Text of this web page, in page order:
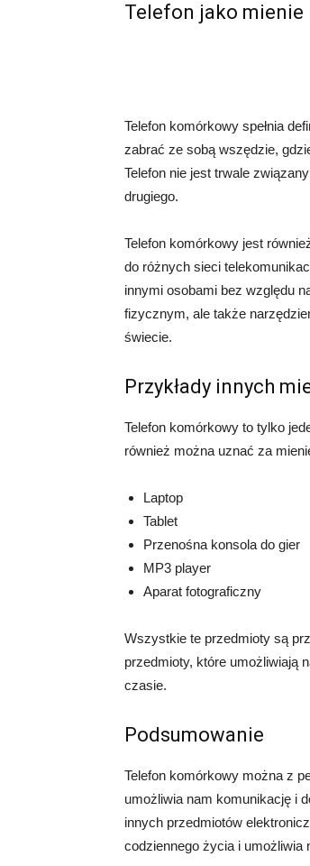
Telefon jako mienie
Telefon komórkowy spełnia
zabrać ze sobą wszędzie,
Telefon nie jest trwale
drugiego.
Telefon komórkowy jest
do różnych sieci
innymi osobami bez względu
fizycznym, ale także
świecie.
Przykłady innych
Telefon komórkowy to tylko
również można uznać za
Laptop
Tablet
Przenośna konsola do gier
MP3 player
Aparat fotograficzny
Wszystkie te przedmioty są
przedmioty, które umożliwiają
czasie.
Podsumowanie
Telefon komórkowy można z
umożliwia nam komunikację i
innych przedmiotów
codziennego życia i